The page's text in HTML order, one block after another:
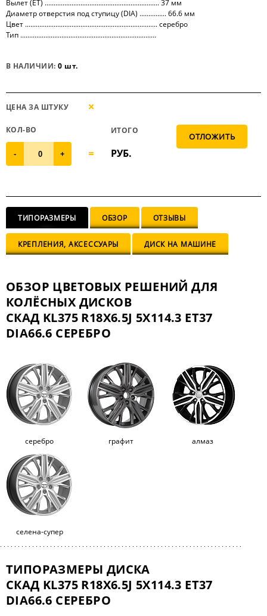
Вылет (ET) ................................................................ 37 мм
Диаметр отверстия под ступицу (DIA) ............... 66.6 мм
Цвет .......................................................................... серебро
Тип ............................................................................
В НАЛИЧИИ:0 шт.
ЦЕНА ЗА ШТУКУ
КОЛ-ВО
- +
ИТОГО
РУБ.
ТИПОРАЗМЕРЫ ОБЗОР ОТЗЫВЫ
КРЕПЛЕНИЯ, АКСЕССУАРЫ ДИСК НА МАШИНЕ
ОБЗОР ЦВЕТОВЫХ РЕШЕНИЙ ДЛЯ
КОЛЁСНЫХ ДИСКОВ
СКАД KL375 R18X6.5J 5X114.3 ET37
DIA66.6 СЕРЕБРО
серебро графит алмаз
селена-супер
ТИПОРАЗМЕРЫ ДИСКА
СКАД KL375 R18X6.5J 5X114.3 ET37
DIA66.6 СЕРЕБРО